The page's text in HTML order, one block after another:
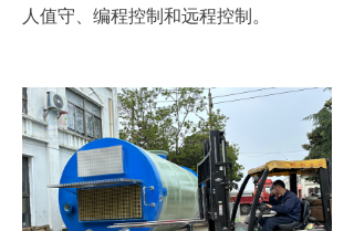
人值守、编程控制和远程控制。